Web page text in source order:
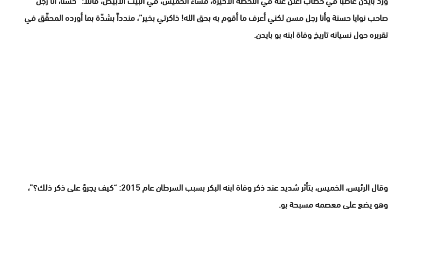
صاحب نوايا حسنة وأنا رجل مسن لكني أعرف ما أقوم به بحق الله! ذاكرتي بخير”، مندداً بشدّة بما أورده المحقّق في
تقريره حول نسيانه تاريخ وفاة ابنه بو بايدن.
وقال الرئيس، الخميس، بتأثر شديد عند ذكر وفاة ابنه البكر بسبب السرطان عام 2015: “كيف يجرؤ على ذكر ذلك؟”،
وهو يضع على معصمه مسبحة بو.